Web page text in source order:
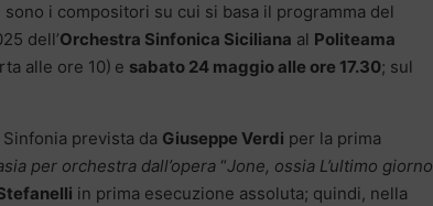
i compositori su cui si basa il programma del
dell’Orchestra Sinfonica Siciliana al Politeama
alle ore 10) e sabato 24 maggio alle ore 17.30; sul
prevista da Giuseppe Verdi per la prima
per orchestra dall’opera “Jone, ossia L’ultimo giorno
in prima esecuzione assoluta; quindi, nella